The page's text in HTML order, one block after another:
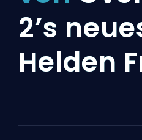
2’s
Helden